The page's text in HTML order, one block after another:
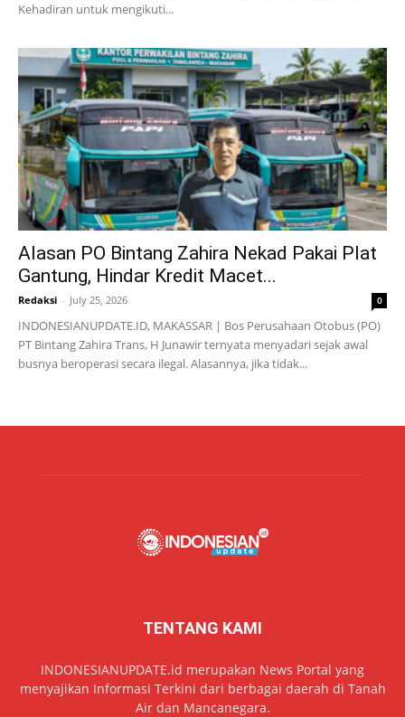
Kehadiran untuk mengikuti...
Alasan PO Bintang Zahira Nekad Pakai Plat
Gantung, Hindar Kredit Macet...
Redaksi - July 25, 2026 0
INDONESIANUPDATE.ID, MAKASSAR | Bos Perusahaan Otobus (PO)
PT Bintang Zahira Trans, H Junawir ternyata menyadari sejak awal
busnya beroperasi secara ilegal. Alasannya, jika tidak...
TENTANG KAMI
INDONESIANUPDATE.id merupakan News Portal yang
menyajikan Informasi Terkini dari berbagai daerah di Tanah
Air dan Mancanegara.